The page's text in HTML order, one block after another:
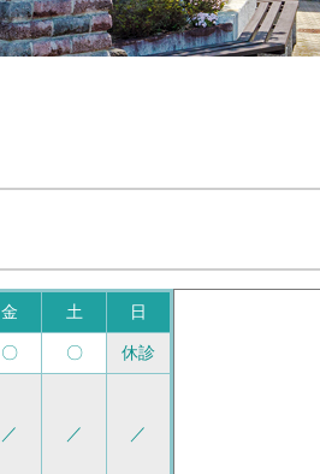
金 土 日
〇 〇 休診
／ ／ ／